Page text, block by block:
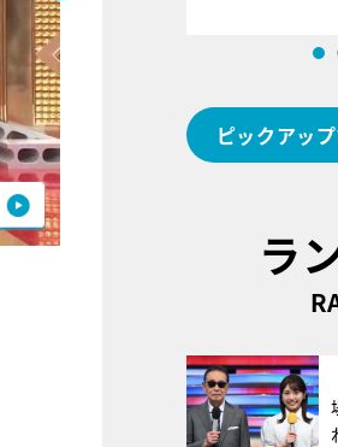
ピックアッ
ラ